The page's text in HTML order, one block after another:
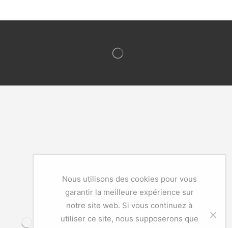
Paiement 100% sécurisé
Nous utilisons des cookies pour vous
garantir la meilleure expérience sur
notre site web. Si vous continuez à
utiliser ce site, nous supposerons que